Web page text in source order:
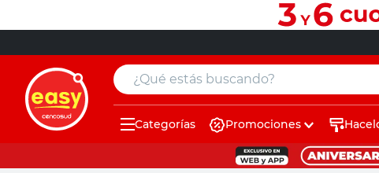
¿Qué estás buscando?
Categorías Promociones
muebles